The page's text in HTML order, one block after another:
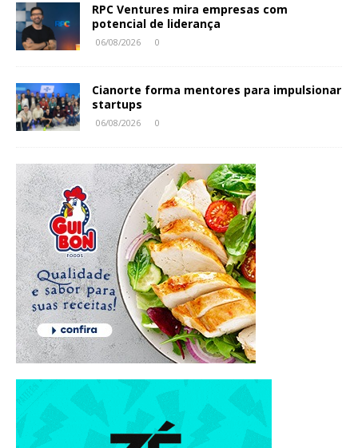
RPC Ventures mira empresas com
potencial de liderança
06/08/2026 0
Cianorte forma mentores para impulsionar
startups
06/08/2026 0